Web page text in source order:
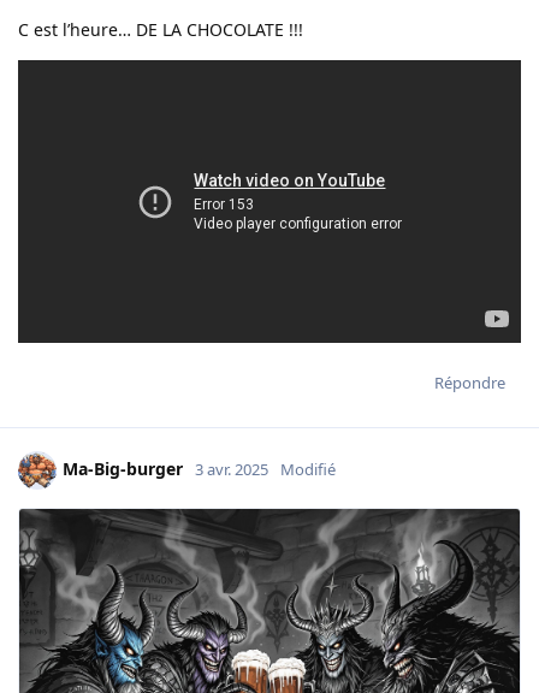
C est l’heure… DE LA CHOCOLATE !!!
Répondre
Ma-Big-burger 3 avr. 2025 Modifié